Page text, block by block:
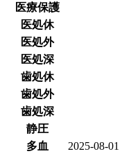
医療保護
医処休
医処外
医処深
歯処休
歯処外
歯処深
静圧
多血
2025-08-01